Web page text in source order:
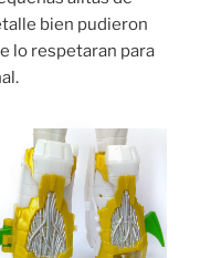
bien pudieron
lo respetaran para